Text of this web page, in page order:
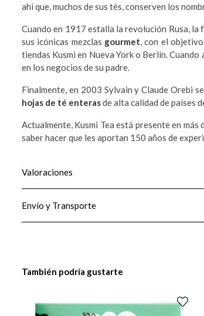
ahí que, muchos de sus tés, conserven los
Cuando en 1917 estalla la revolución Rusa, la
sus icónicas mezclas gourmet, con el
tiendas Kusmi en Nueva York o Berlín.
en los negocios de su padre.
Finalmente, en 2003 Sylvain y Claude Orebi
hojas de té enterasde alta calidad de países
Actualmente, Kusmi Tea está presente en
saber hacer que les aportan 150 años de
Valoraciones
Envío y Transporte
También podría gustarte